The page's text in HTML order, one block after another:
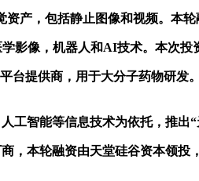
，包括静止图像和视频。本轮
像，机器人和AI技术。本次投
提供商，用于大分子药物研发
能等信息技术为依托，推出“
本轮融资由天堂硅谷资本领投